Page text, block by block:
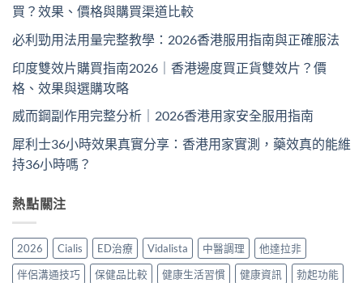
買？效果、價格與購買渠道比較
必利勁用法用量完整教學：2026香港服用指南與正確服法
印度雙效片購買指南2026｜香港邊度買正貨雙效片？價
格、效果與選購攻略
威而鋼副作用完整分析｜2026香港用家安全服用指南
犀利士36小時效果真實分享：香港用家實測，藥效真的能維
持36小時嗎？
熱點關注
2026 Cialis ED治療 Vidalista 中醫調理
他達拉非
伴侶溝通技巧
保健品比較 健康生活習慣 健康資訊 勃起功能